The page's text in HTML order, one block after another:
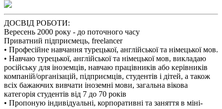
ДОСВІД РОБОТИ:
Вересень 2000 року - до поточного часу
Приватний підприємець, freelancer
• Професійне навчання турецької, англійської та німецької мов.
• Навчаю турецької, англійської та німецької мов, викладаю
російську для іноземців, навчаю працівників або керівників
компаній/організацій, підприємців, студентів і дітей, а також
всіх бажаючих вивчати іноземні мови, загальна вікова
категорія студентів від 7 до 70 років
• Пропоную індивідуальні, корпоративні та заняття в міні-